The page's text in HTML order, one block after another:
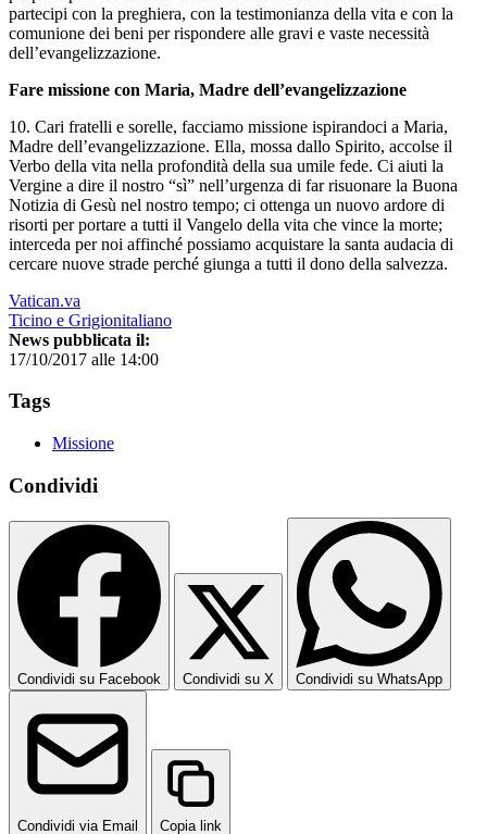
partecipi con la preghiera, con la testimonianza della vita e con la
comunione dei beni per rispondere alle gravi e vaste necessità
dell’evangelizzazione.
Fare missione con Maria, Madre dell’evangelizzazione
10. Cari fratelli e sorelle, facciamo missione ispirandoci a Maria,
Madre dell’evangelizzazione. Ella, mossa dallo Spirito, accolse il
Verbo della vita nella profondità della sua umile fede. Ci aiuti la
Vergine a dire il nostro “sì” nell’urgenza di far risuonare la Buona
Notizia di Gesù nel nostro tempo; ci ottenga un nuovo ardore di
risorti per portare a tutti il Vangelo della vita che vince la morte;
interceda per noi affinché possiamo acquistare la santa audacia di
cercare nuove strade perché giunga a tutti il dono della salvezza.
Vatican.va
Ticino e Grigionitaliano
News pubblicata il:
17/10/2017 alle 14:00
Tags
Missione
Condividi
Condividi su Facebook Condividi su X Condividi su WhatsApp
Condividi via Email
Copia link